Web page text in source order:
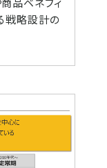
戦略設計の